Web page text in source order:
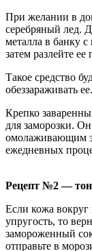
При желании в
серебряный лед.
металла в банку с
затем разлейте
Такое средство
обеззараживать ее.
Крепко
для заморозки.
омолаживающим
ежедневных
Рецепт №2 —
Если кожа вокруг
упругость, то
замороженный
отправьте в